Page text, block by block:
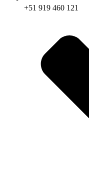
+51 919 460 121